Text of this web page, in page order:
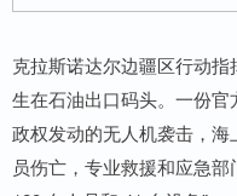
克拉斯诺达尔边疆区行动
生在石油出口码头。一份
政权发动的无人机袭击，
员伤亡，专业救援和应急